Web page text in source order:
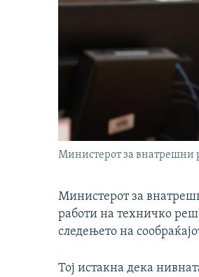
Mинистерот за внатрешни
Mинистерот за
работи на техничко
следењето на
Тој истакна дека